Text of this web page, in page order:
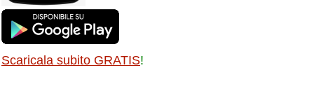
Scaricala subito GRATIS!